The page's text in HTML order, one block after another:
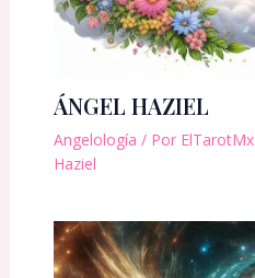
ÁNGEL HAZIEL
Angelología / Por ElTarotMx
Haziel